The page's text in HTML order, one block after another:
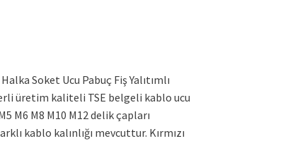
Soket Ucu Pabuç Fiş Yalıtımlı
üretim kaliteli TSE belgeli kablo ucu
M6 M8 M10 M12 delik çapları
kablo kalınlığı mevcuttur. Kırmızı